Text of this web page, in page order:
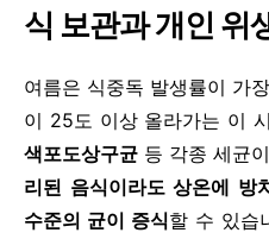
식 보관과 개인 위
여름은 식중독 발생률이 가
이 25도 이상 올라가는 이
색포도상구균 등 각종 세균
리된 음식이라도 상온에
수준의 균이 증식할 수 있습